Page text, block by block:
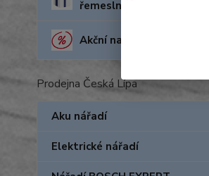
řemeslníky
Akční nabídka
Prodejna Česká Lípa
Aku nářadí
Elektrické nářadí